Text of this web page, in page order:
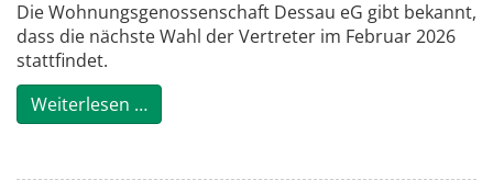
Die Wohnungsgenossenschaft Dessau eG gibt bekannt,
dass die nächste Wahl der Vertreter im Februar 2026
stattfindet.
Weiterlesen …Vertreterwahl 2026